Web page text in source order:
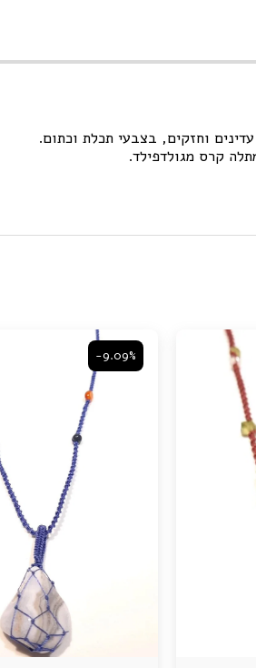
וחזקים, בצבעי תכלת וכתום.
קרס מגולדפילד.
-9.09%